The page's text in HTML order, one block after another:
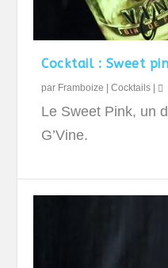
Cocktail : Sweet
par Framboize |Cocktails |
Le Sweet Pink, un
G’Vine.